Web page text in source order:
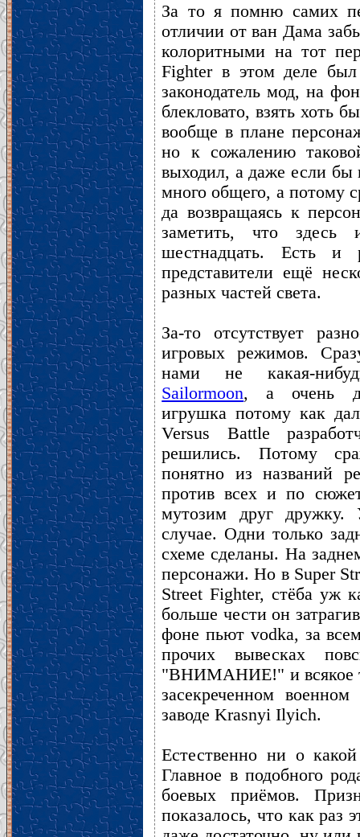
За то я помню самих
отличии от ван Дама
колоритными на тот
Fighter в этом деле
законодатель мод, на
блекловато, взять хоть
вообще в плане
но к сожалению
выходил, а даже если бы
много общего, а потому
да возвращаясь к
заметить, что
шестнадцать. Есть
представители ещё
разных частей света.
За-то отсутствует
игровых режимов.
нами не какая-
Sailormoon, а очень
игрушка потому как
Versus Battle
решились. Потому
понятно из названий
против всех и по
мутозим друг дружку.
случае. Одни только
схеме сделаны. На
персонажи. Но в Super
Street Fighter, стёба уж
больше чести он
фоне пьют vodka, за
прочих вывесках
"ВНИМАНИЕ!" и всякое
засекреченном
заводе Krasnyi Ilyich.
Естественно ни о
Главное в подобного
боевых приёмов.
показалось, что как раз